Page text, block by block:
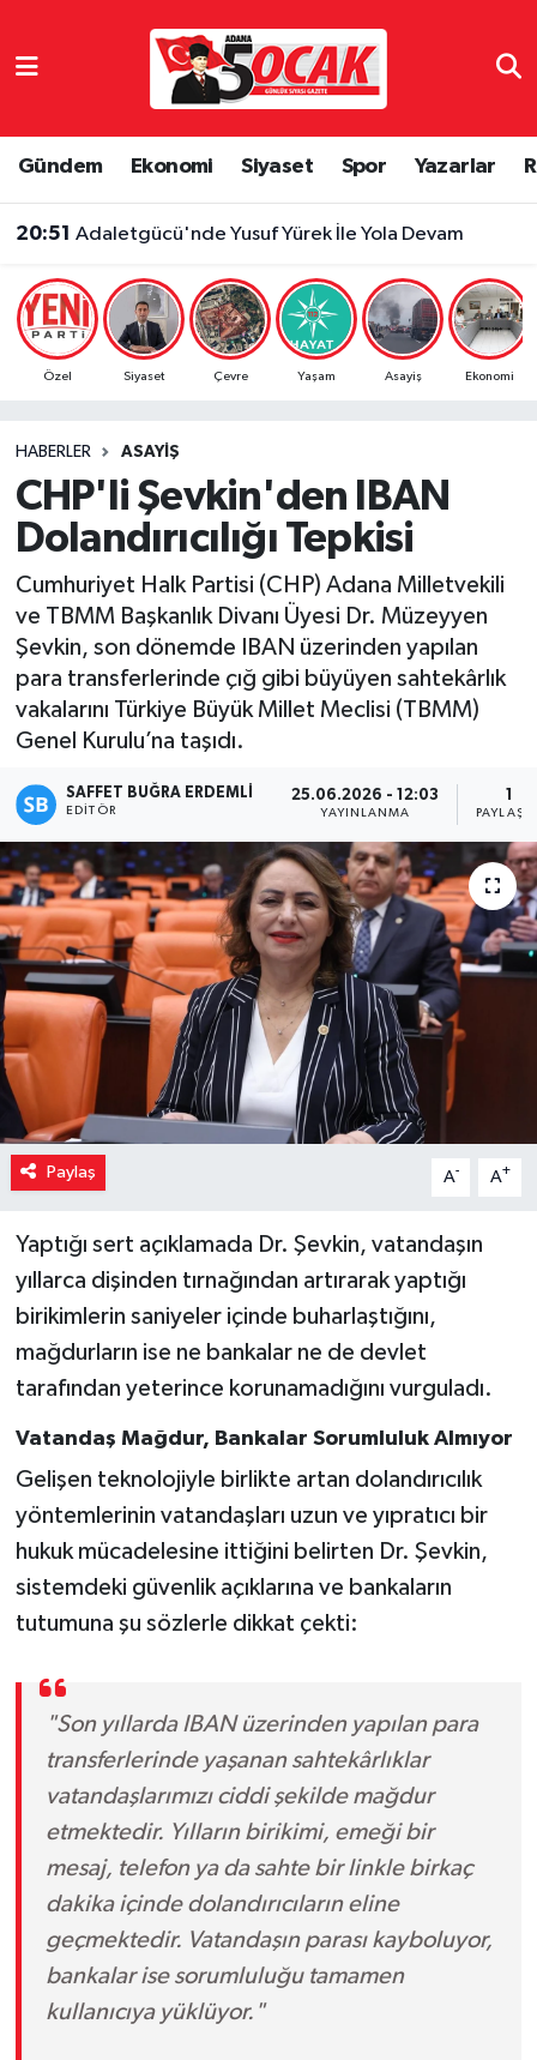
Gündem Ekonomi Siyaset Spor Yazarlar
20:51 Adaletgücü'nde Yusuf Yürek İle Yola Devam
Özel Siyaset Çevre Yaşam Asayiş Ekonomi
HABERLER ASAYIŞ
CHP'li Şevkin'den IBAN
Dolandırıcılığı Tepkisi
Cumhuriyet Halk Partisi (CHP) Adana Milletvekili
ve TBMM Başkanlık Divanı Üyesi Dr. Müzeyyen
Şevkin, son dönemde IBAN üzerinden yapılan
para transferlerinde çığ gibi büyüyen sahtekârlık
vakalarını Türkiye Büyük Millet Meclisi (TBMM)
Genel Kurulu’na taşıdı.
SAFFET BUĞRA ERDEMLI
EDITÖR
25.06.2026 - 12:03
YAYINLANMA
Paylaş A- A+
Yaptığı sert açıklamada Dr. Şevkin, vatandaşın
yıllarca dişinden tırnağından artırarak yaptığı
birikimlerin saniyeler içinde buharlaştığını,
mağdurların ise ne bankalar ne de devlet
tarafından yeterince korunamadığını vurguladı.
Vatandaş Mağdur, Bankalar Sorumluluk Almıyor
Gelişen teknolojiyle birlikte artan dolandırıcılık
yöntemlerinin vatandaşları uzun ve yıpratıcı bir
hukuk mücadelesine ittiğini belirten Dr. Şevkin,
sistemdeki güvenlik açıklarına ve bankaların
tutumuna şu sözlerle dikkat çekti:
"Son yıllarda IBAN üzerinden yapılan para
transferlerinde yaşanan sahtekârlıklar
vatandaşlarımızı ciddi şekilde mağdur
etmektedir. Yılların birikimi, emeği bir
mesaj, telefon ya da sahte bir linkle birkaç
dakika içinde dolandırıcıların eline
geçmektedir. Vatandaşın parası kayboluyor,
bankalar ise sorumluluğu tamamen
kullanıcıya yüklüyor."
Dünya
Eğitim
Gündem
Haber Reklam
Magazin
Özel
Resmi İlanlar
Spor
Yaşam
Yerel Yönetimler
Yurttan
Adana Nöbetçi Eczaneler
Adana Trafik Yoğunluk Haritası
Süper Lig Puan Durumu ve Fikstür
Son Dakika Haberleri
Haber Arşivi